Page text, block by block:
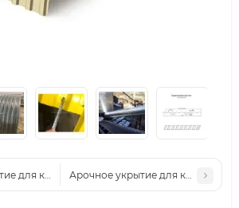
для конвейеров из профлиста МП20ПГ-
Арочное укрытие для